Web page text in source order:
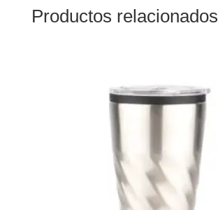
Productos relacionados